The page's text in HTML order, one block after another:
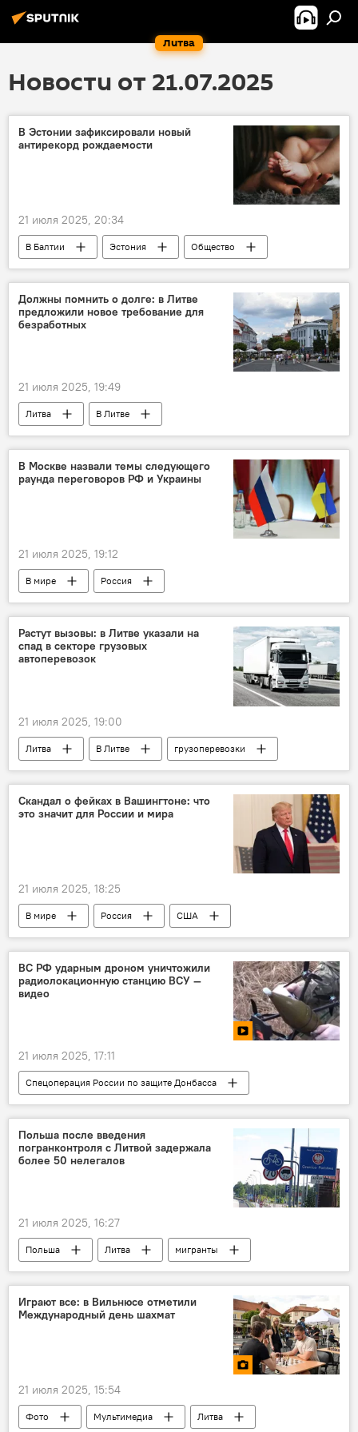
Литва
Новости от 21.07.2025
В Эстонии зафиксировали новый
антирекорд рождаемости
21 июля 2025, 20:34
В Балтии Эстония
Общество
демография
демографический кризис
новорожденный
общество
население
Должны помнить о долге: в Литве
предложили новое требование для
безработных
21 июля 2025, 19:49
Литва
В Литве
Союз стрелков Литвы
политика
Политика
Сейм
Сейм Литвы
Общество
общество
безработные
В Москве назвали темы следующего
раунда переговоров РФ и Украины
21 июля 2025, 19:12
В мире
Россия
Переговоры Россия - Украина в Стамбуле
Украина
переговоры
политика
Политика
Растут вызовы: в Литве указали на
спад в секторе грузовых
автоперевозок
21 июля 2025, 19:00
Литва В Литве
грузоперевозки
транспорт
перевозки
автоперевозчики
Общество
ЕС Евросоюз (ЕС)
Скандал о фейках в Вашингтоне: что
это значит для России и мира
21 июля 2025, 18:25
В мире Россия
США
Дональд Трамп
Барак Обама
политика
ВС РФ ударным дроном уничтожили
радиолокационную станцию ВСУ —
видео
21 июля 2025, 17:11
Спецоперация России по защите Донбасса
В мире
Россия
Украина
Польша после введения
погранконтроля с Литвой задержала
более 50 нелегалов
21 июля 2025, 16:27
Польша Литва
мигранты
миграционный кризис
нелегалы
государственная граница
Играют все: в Вильнюсе отметили
Международный день шахмат
21 июля 2025, 15:54
Фото Мультимедиа Литва